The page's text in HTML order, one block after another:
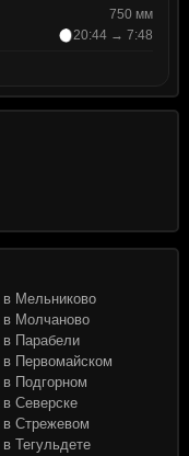
750 мм
20:44 → 7:48
в Мельниково
в Молчаново
в Парабели
в Первомайском
в Подгорном
в Северске
в Стрежевом
в Тегульдете